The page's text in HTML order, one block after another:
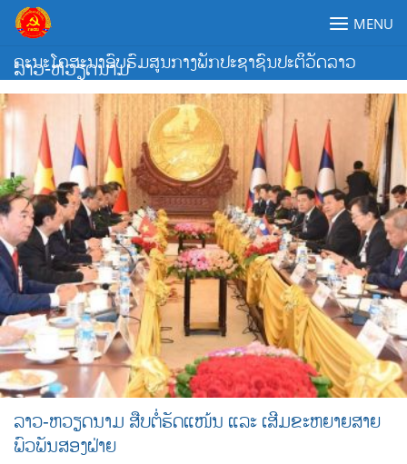
Skip
content
ຄະນະໂຄສະນາອົບຮົມສູນກາງພັກປະຊາຊົນປະຕິວັດລາວ
MENU
ລາວ-ຫວຽດນາມ
ລາວ-ຫວຽດນາມ ສືບຕໍ່ຮັດແໜ້ນ ແລະ ເສີມຂະຫຍາຍສາຍ
ພົວພັນສອງຝ່າຍ